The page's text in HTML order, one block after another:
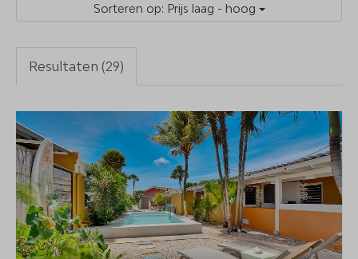
Sorteren op: Prijs laag - hoog
Resultaten (29)